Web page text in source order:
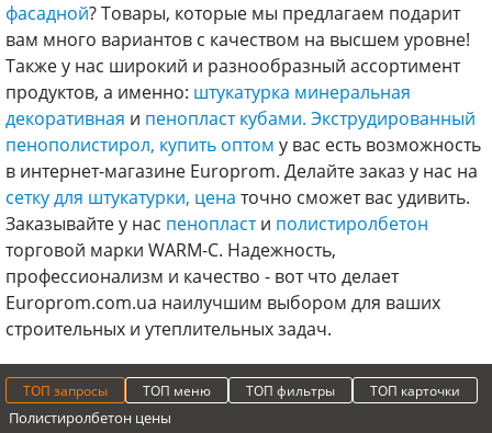
фасадной? Товары, которые мы предлагаем подарит
вам много вариантов с качеством на высшем уровне!
Также у нас широкий и разнообразный ассортимент
продуктов, а именно: штукатурка минеральная
декоративная и пенопласт кубами. Экструдированный
пенополистирол, купить оптом у вас есть возможность
в интернет-магазине Europrom. Делайте заказ у нас на
сетку для штукатурки, цена точно сможет вас удивить.
Заказывайте у нас пенопласти полистиролбетон
торговой марки WARM-C. Надежность,
профессионализм и качество - вот что делает
Europrom.com.ua наилучшим выбором для ваших
строительных и утеплительных задач.
ТОП запросы ТОП меню ТОП фильтры ТОП карточки
Полистиролбетон цены